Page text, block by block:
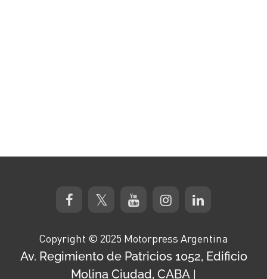
Copyright © 2025 Motorpress Argentina
Av. Regimiento de Patricios 1052, Edificio
Molina Ciudad, CABA |